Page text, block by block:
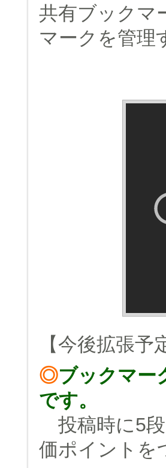
共有ブックマ
マークを管理
【今後拡張予
◎ブックマー
です。
投稿時に5
価ポイントを